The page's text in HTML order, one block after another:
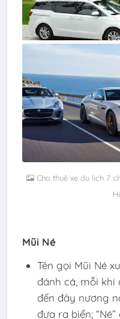
Cho thuê xe du lịch 7
Mũi Né
Tên gọi Mũi Né
đánh cá, mỗi khi
đến đây nương
đưa ra biển;